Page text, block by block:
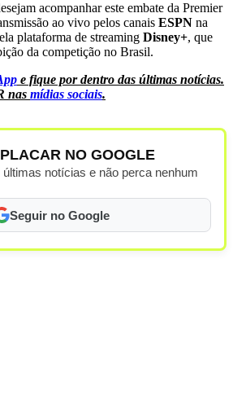
acompanhar este embate da Premier
ao vivo pelos canais ESPN na
plataforma de streaming Disney+, que
da competição no Brasil.
e fique por dentro das últimas notícias.
nas mídias sociais.
NO GOOGLE
notícias e não perca nenhum
Seguir no Google